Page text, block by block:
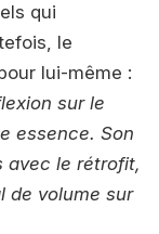
qui
le
lui-même :
sur le
essence. Son
avec le rétrofit,
de volume sur